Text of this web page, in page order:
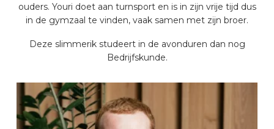
ouders. Youri doet aan turnsport en is in zijn vrije tijd dus
in de gymzaal te vinden, vaak samen met zijn broer.
Deze slimmerik studeert in de avonduren dan nog
Bedrijfskunde.